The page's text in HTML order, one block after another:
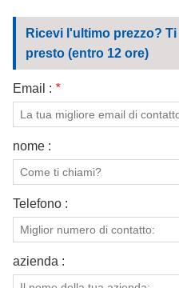
Ricevi l'ultimo prezzo?
presto (entro 12 ore)
Email : *
nome :
Telefono :
azienda :